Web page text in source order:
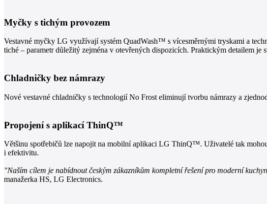
Myčky s tichým provozem
Vestavné myčky LG využívají systém QuadWash™ s vícesměrnými tryskami a
tiché – parametr důležitý zejména v otevřených dispozicích. Praktickým detailem je
Chladničky bez námrazy
Nové vestavné chladničky s technologií No Frost eliminují tvorbu námrazy a
Propojení s aplikací ThinQ™
Většinu spotřebičů lze napojit na mobilní aplikaci LG ThinQ™. Uživatelé tak
i efektivitu.
"Naším cílem je nabídnout českým zákazníkům kompletní řešení pro moderní
manažerka HS, LG Electronics.